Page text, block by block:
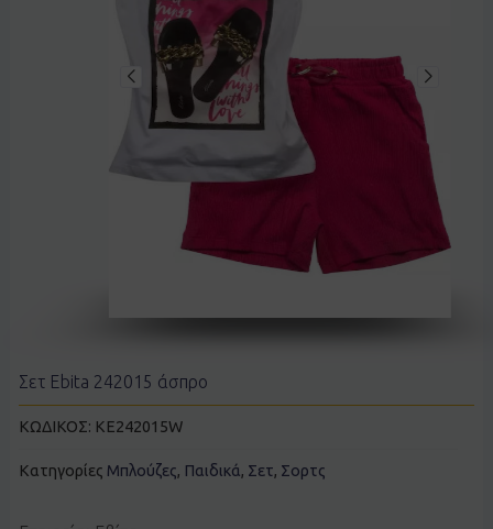
Σετ Ebita 242015 άσπρο
ΚΩΔΙΚΟΣ: KE242015W
Κατηγορίες Μπλούζες, Παιδικά, Σετ, Σορτς